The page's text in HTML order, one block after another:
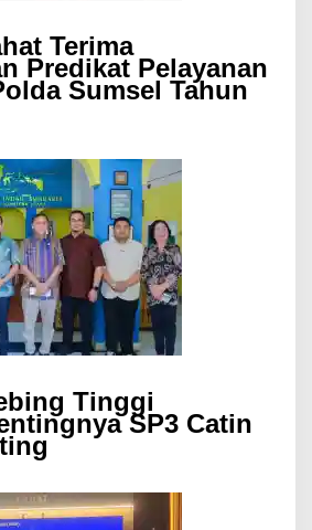
Terima
Predikat Pelayanan
Sumsel Tahun
Tinggi
SP3 Catin